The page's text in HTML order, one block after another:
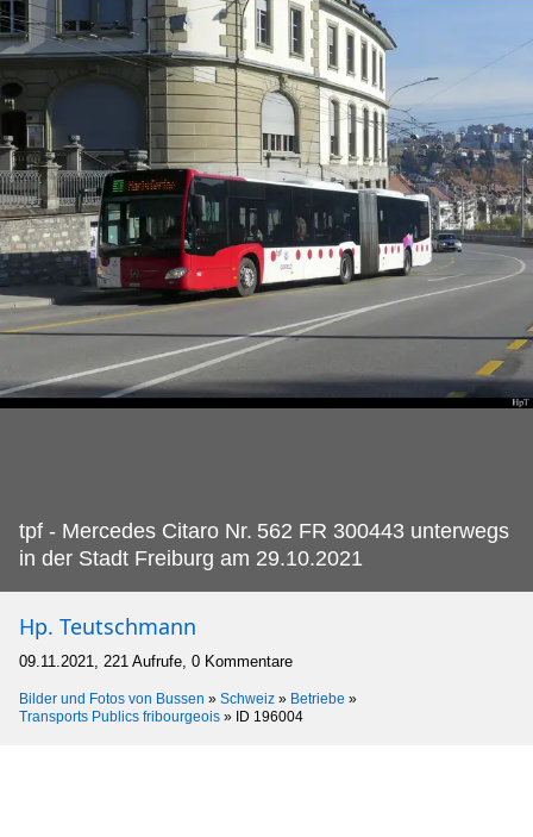
tpf - Mercedes Citaro Nr. 562 FR 300443 unterwegs
in der Stadt Freiburg am 29.10.2021
Hp. Teutschmann
09.11.2021, 221 Aufrufe, 0 Kommentare
Bilder und Fotos von Bussen » Schweiz » Betriebe »
Transports Publics fribourgeois » ID 196004